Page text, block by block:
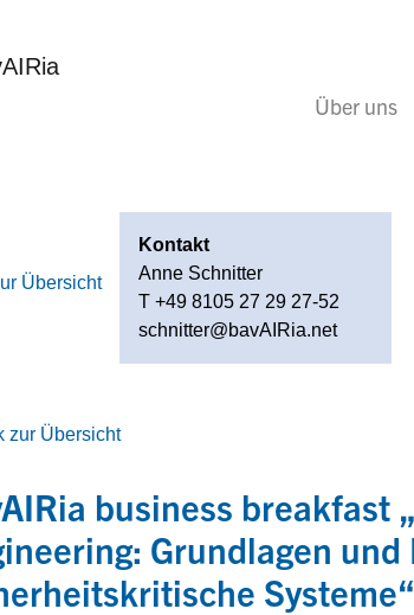
Über uns
Kontakt
Anne Schnitter
T +49 8105 27 29 27-52
schnitter@bavAIRia.net
zur Übersicht
business breakfast
Grundlagen
Systeme“
Übersicht